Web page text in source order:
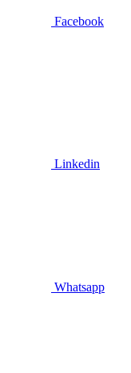
Facebook
Linkedin
Whatsapp